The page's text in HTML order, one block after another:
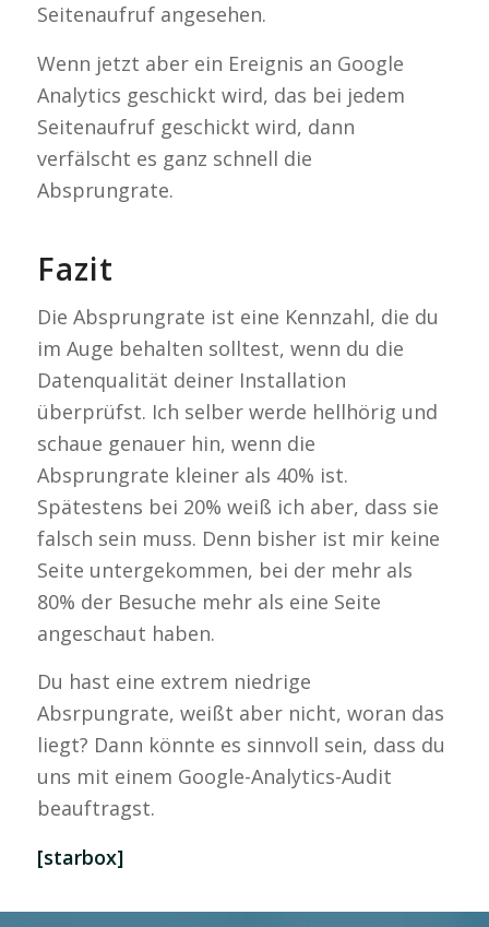
Seitenaufruf angesehen.
Wenn jetzt aber ein Ereignis an Google
Analytics geschickt wird, das bei jedem
Seitenaufruf geschickt wird, dann
verfälscht es ganz schnell die
Absprungrate.
Fazit
Die Absprungrate ist eine Kennzahl, die du
im Auge behalten solltest, wenn du die
Datenqualität deiner Installation
überprüfst. Ich selber werde hellhörig und
schaue genauer hin, wenn die
Absprungrate kleiner als 40% ist.
Spätestens bei 20% weiß ich aber, dass sie
falsch sein muss. Denn bisher ist mir keine
Seite untergekommen, bei der mehr als
80% der Besuche mehr als eine Seite
angeschaut haben.
Du hast eine extrem niedrige
Absrpungrate, weißt aber nicht, woran das
liegt? Dann könnte es sinnvoll sein, dass du
uns mit einem Google-Analytics-Audit
beauftragst.
[starbox]